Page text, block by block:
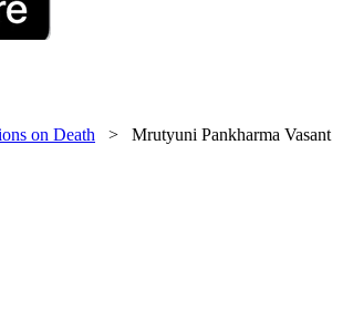
on Death > Mrutyuni Pankharma Vasant